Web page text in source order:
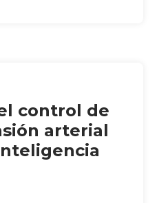
control de
arterial